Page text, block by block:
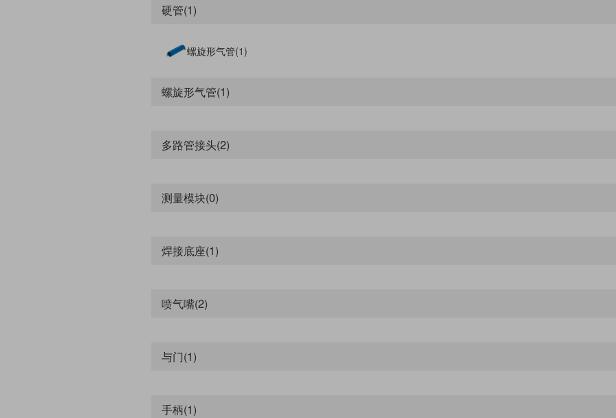
硬管(1)
螺旋形气管(1)
螺旋形气管(1)
多路管接头(2)
测量模块(0)
焊接底座(1)
喷气嘴(2)
与门(1)
手柄(1)